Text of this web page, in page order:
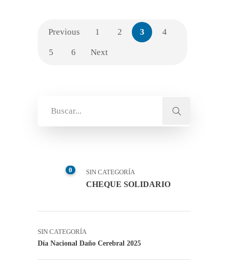
Previous 1 2 3 4
5 6 Next
0 SIN CATEGORÍA
CHEQUE SOLIDARIO
SIN CATEGORÍA
Día Nacional Daño Cerebral 2025